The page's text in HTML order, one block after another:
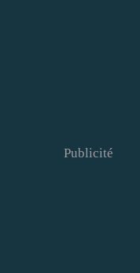
Publicité